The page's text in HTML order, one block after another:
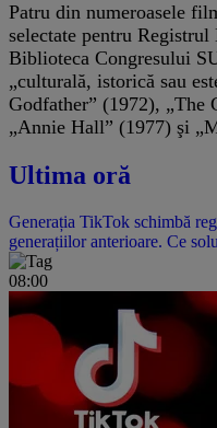
Patru din numeroasele
selectate pentru
Biblioteca Congresului
„culturală, istorică sau
Godfather” (1972), „The
„Annie Hall” (1977) şi
Ultima oră
Generația TikTok schimbă
generațiilor anterioare. Ce
08:00